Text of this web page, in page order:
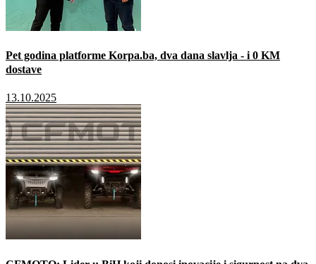
Pet godina platforme Korpa.ba, dva dana slavlja - i 0 KM
dostave
13.10.2025